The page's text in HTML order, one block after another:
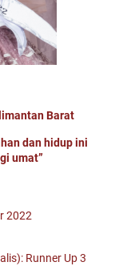
Barat
dan hidup ini
umat”
2022
Runner Up 3